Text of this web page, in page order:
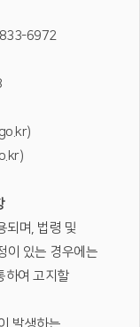
6972
되며, 법령 및
이 있는 경우에는
하여 고지할
발생하는